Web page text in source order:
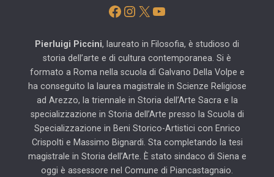
Facebook
Instagram
X YouTube
Pierluigi Piccini, laureato in Filosofia, è studioso di
storia dell’arte e di cultura contemporanea. Si è
formato a Roma nella scuola di Galvano Della Volpe e
ha conseguito la laurea magistrale in Scienze Religiose
ad Arezzo, la triennale in Storia dell’Arte Sacra e la
specializzazione in Storia dell’Arte presso la Scuola di
Specializzazione in Beni Storico-Artistici con Enrico
Crispolti e Massimo Bignardi. Sta completando la tesi
magistrale in Storia dell’Arte. È stato sindaco di Siena e
oggi è assessore nel Comune di Piancastagnaio.